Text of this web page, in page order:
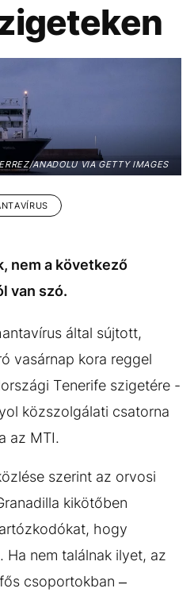
UTAZÁS
DESIGN
TÖRTÉNETEK
ANADOLU VIA GETTY IMAGES
nem a következő
van szó.
által sújtott,
vasárnap kora reggel
Tenerife szigetére -
közszolgálati csatorna
az MTI.
szerint az orvosi
kikötőben
hogy
Ha nem találnak ilyet, az
csoportokban –